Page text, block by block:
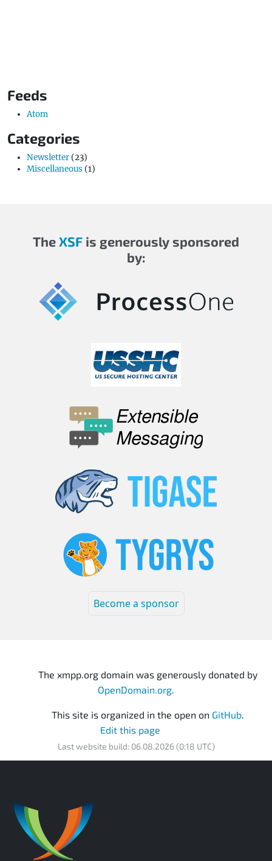
Feeds
Atom
Categories
Newsletter (23)
Miscellaneous (1)
TheXSF is generously sponsored
by:
Become a sponsor
The xmpp.org domain was generously donated by
OpenDomain.org.
This site is organized in the open on GitHub.
Edit this page
Last website build: 06.08.2026 (0:18 UTC)